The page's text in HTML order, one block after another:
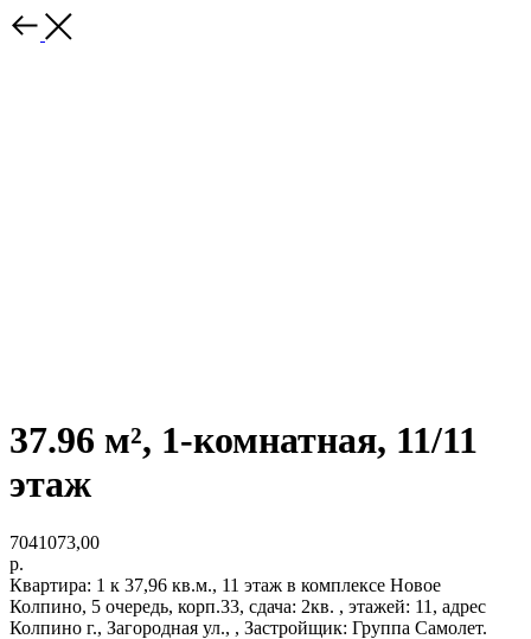
37.96 м², 1-комнатная, 11/11
этаж
7041073,00
р.
Квартира: 1 к 37,96 кв.м., 11 этаж в комплексе Новое
Колпино, 5 очередь, корп.33, сдача: 2кв. , этажей: 11, адрес
Колпино г., Загородная ул., , Застройщик: Группа Самолет.